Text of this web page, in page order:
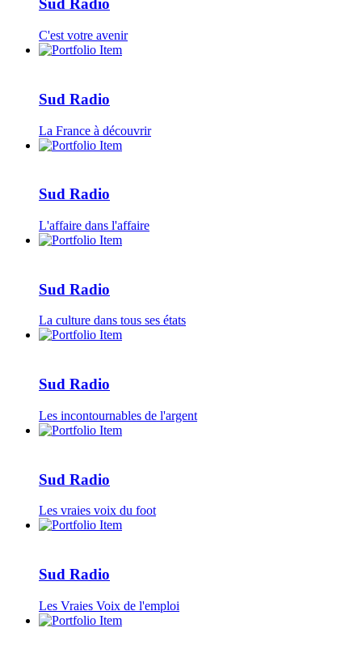
Sud Radio
C'est votre avenir
Sud Radio
La France à découvrir
Sud Radio
L'affaire dans l'affaire
Sud Radio
La culture dans tous ses états
Sud Radio
Les incontournables de l'argent
Sud Radio
Les vraies voix du foot
Sud Radio
Les Vraies Voix de l'emploi